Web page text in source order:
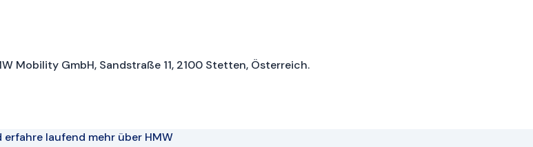
Mobility GmbH, Sandstraße 11, 2100 Stetten, Österreich.
laufend mehr über HMW